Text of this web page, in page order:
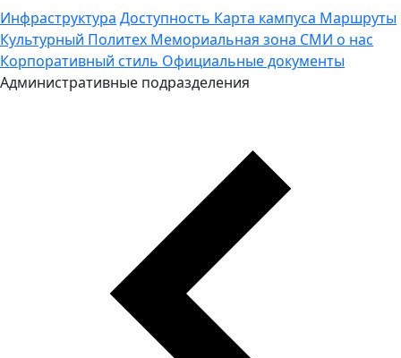
Инфраструктура Доступность Карта кампуса Маршруты
Культурный Политех Мемориальная зона СМИ о нас
Корпоративный стиль Официальные документы
Административные подразделения